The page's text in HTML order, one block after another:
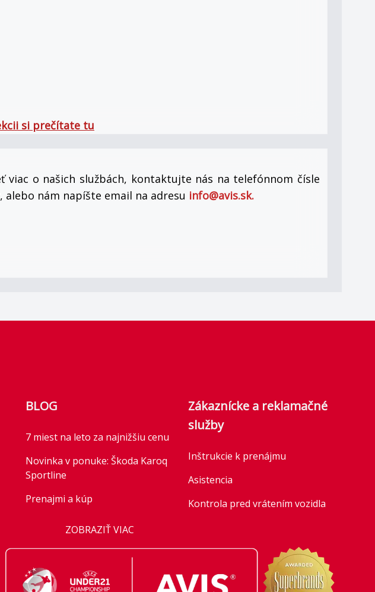
si prečítate tu
viac o našich službách, kontaktujte nás na telefónnom čísle
nám napíšte email na adresu info@avis.sk.
BLOG
7 miest na leto za najnižšiu cenu
Novinka v ponuke: Škoda Karoq
Sportline
Prenajmi a kúp
Novinka v ponuke: Honda HR-V
Advance Style Plus
Parkovanie pre rastúce flotily:
nové modely mobility v roku
2026
Zákaznícke a reklamačné
služby
Inštrukcie k prenájmu
Asistencia
Kontrola pred vrátením vozidla
Informácia o spracúvaní
prostredníctvom sociálnych médii
ZOBRAZIŤ VIAC